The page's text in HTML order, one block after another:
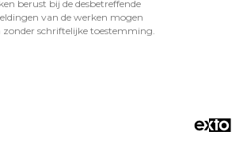
berust bij de desbetreffende
van de werken mogen
schriftelijke toestemming.